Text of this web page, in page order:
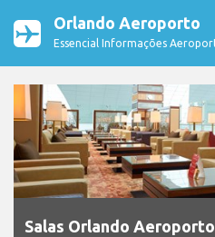
Orlando Aeroporto
Essencial Informações
Salas Orlando Aeroporto